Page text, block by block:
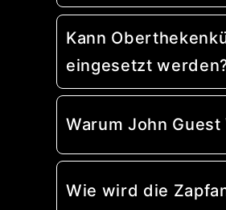
Kann
eingesetzt
Warum John
Wie wird die